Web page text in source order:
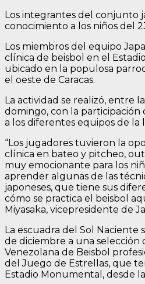
Los integrantes del conjunto
conocimiento a los niños del
Los miembros del equipo
clínica de beisbol en el
ubicado en la populosa
el oeste de Caracas.
La actividad se realizó, entre
domingo, con la
a los diferentes equipos de la
“Los jugadores tuvieron la
clínica en bateo y pitcheo,
muy emocionante para los
aprender algunas de las
japoneses, que tiene sus
cómo se practica el beisbol
Miyasaka, vicepresidente de
La escuadra del Sol Naciente
de diciembre a una selección
Venezolana de Beisbol
del Juego de Estrellas, que
Estadio Monumental, desde